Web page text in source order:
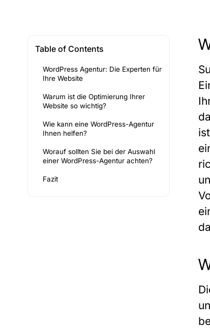
Table of Contents
WordPress Agentur: Die Experten für
Ihre Website
Warum ist die Optimierung Ihrer
Website so wichtig?
Wie kann eine WordPress-Agentur
Ihnen helfen?
Worauf sollten Sie bei der Auswahl
einer WordPress-Agentur achten?
Fazit